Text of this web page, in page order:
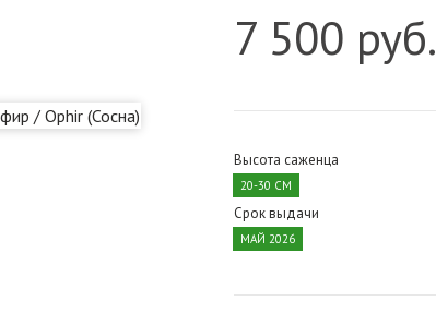
7 500 руб.
Высота саженца
20-30 СМ
Срок выдачи
МАЙ 2026